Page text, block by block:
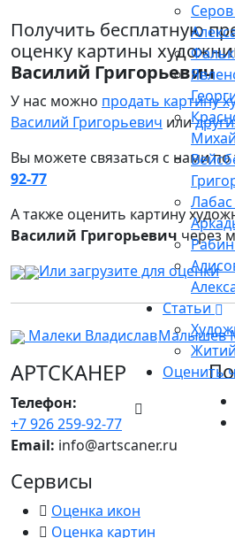
Статьи
Оценить
Получить бесплатную
оценку картины
Василий Григорьевич
У нас можно продать картину
Василий Григорьевич или
Вы можете связаться с нами
92-77
А также оценить картину
Василий Григорьевич через
Или загрузите для оценки
Малеки ВладиславМалышев
АРТСКАНЕР
Телефон:
+7 926 259-92-77
Email: info@artscaner.ru
Сервисы
Оценка икон
Оценка картин